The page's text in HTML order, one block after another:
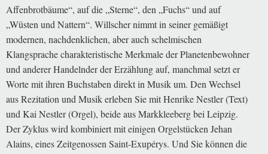
Affenbrotbäume“, auf die „Sterne“, den „Fuchs“ und auf
„Wüsten und Nattern“. Willscher nimmt in seiner gemäßigt
modernen, nachdenklichen, aber auch schelmischen
Klangsprache charakteristische Merkmale der Planetenbewohner
und anderer Handelnder der Erzählung auf, manchmal setzt er
Worte mit ihren Buchstaben direkt in Musik um. Den Wechsel
aus Rezitation und Musik erleben Sie mit Henrike Nestler (Text)
und Kai Nestler (Orgel), beide aus Markkleeberg bei Leipzig.
Der Zyklus wird kombiniert mit einigen Orgelstücken Jehan
Alains, eines Zeitgenossen Saint-Exupérys. Und Sie können die